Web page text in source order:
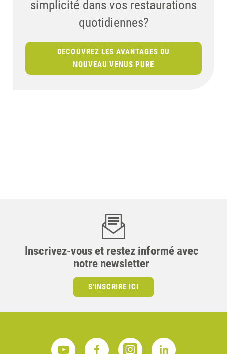
simplicité dans vos restaurations
quotidiennes?
DECOUVREZ LES AVANTAGES DU
NOUVEAU VENUS PURE
pour relever les défis esthétiques
les plus exigeants!
CHOISISSEZ-LE
pourrez en faire
l'expérience.
Partagez vos histoires et
découvrez une communauté active
Inscrivez-vous et restez informé avec
notre newsletter
S'INSCRIRE ICI